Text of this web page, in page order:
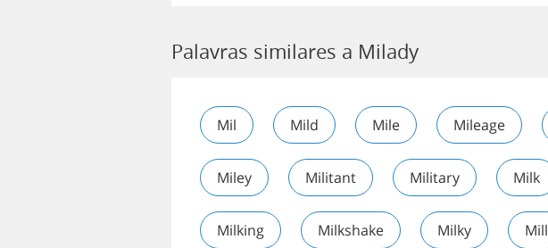
Palavras similares a Milady
Mil Mild Mile Mileage
Miley Militant Military Milk
Milking Milkshake Milky Mill